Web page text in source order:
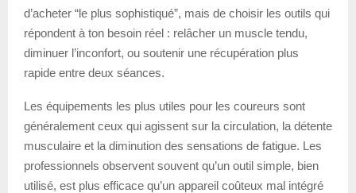
d’acheter “le plus sophistiqué”, mais de choisir les outils qui
répondent à ton besoin réel : relâcher un muscle tendu,
diminuer l’inconfort, ou soutenir une récupération plus
rapide entre deux séances.
Les équipements les plus utiles pour les coureurs sont
généralement ceux qui agissent sur la circulation, la détente
musculaire et la diminution des sensations de fatigue. Les
professionnels observent souvent qu’un outil simple, bien
utilisé, est plus efficace qu’un appareil coûteux mal intégré